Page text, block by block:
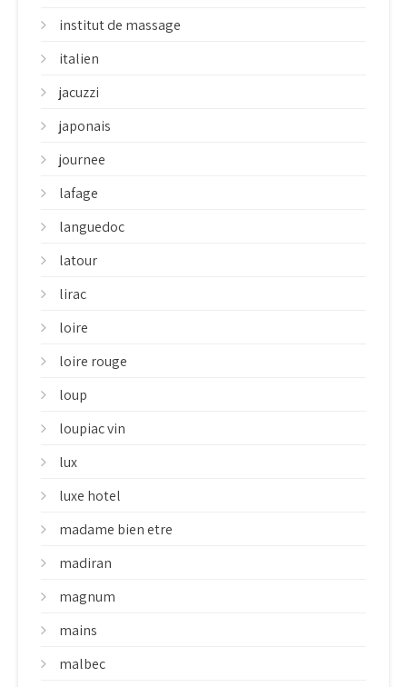
institut de massage
italien
jacuzzi
japonais
journee
lafage
languedoc
latour
lirac
loire
loire rouge
loup
loupiac vin
lux
luxe hotel
madame bien etre
madiran
magnum
mains
malbec